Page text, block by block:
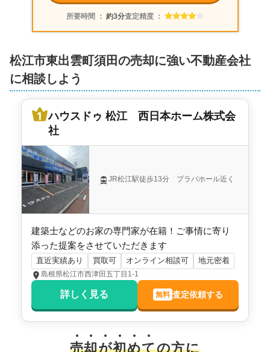
所要時間 ： 約3分査定精度 ：
松江市東出雲町須田の売却に強い不動産会社
に相談しよう
ハウスドゥ 松江 西日本ホーム株式会
社
JR松江駅徒歩13分 プラバホール近く
建築士などのお家の専門家が在籍！ご事情に寄り
添った提案をさせていただきます
直近実績あり 買取可 オンライン相談可 地元密着
島根県松江市西津田五丁目1-1
詳しく見る 無料 査定依頼する
売却が初めての方に